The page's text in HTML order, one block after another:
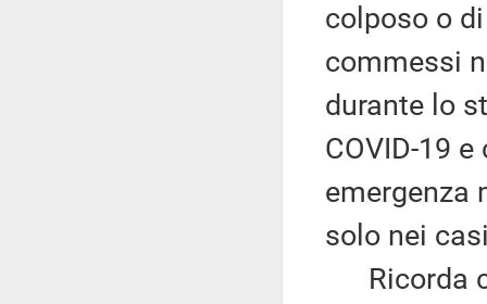
colposo o
commessi
durante lo
COVID-19
emergenza
solo nei
Ricorda